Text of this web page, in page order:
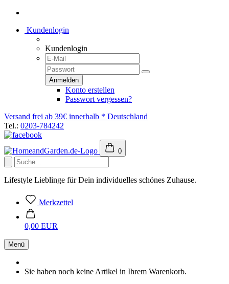
Kundenlogin
Kundenlogin
Konto erstellen
Passwort vergessen?
Versand frei ab 39€ innerhalb * Deutschland
Tel.: 0203-784242
0
Lifestyle Lieblinge für Dein individuelles schönes Zuhause.
Merkzettel
0,00 EUR
Menü
Sie haben noch keine Artikel in Ihrem Warenkorb.